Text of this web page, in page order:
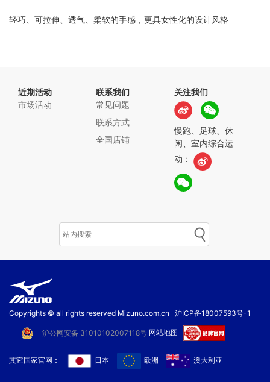
轻巧、可拉伸、透气、柔软的手感，更具女性化的设计风格
近期活动
市场活动
联系我们
常见问题
联系方式
全国店铺
关注我们
慢跑、足球、休
闲、室内综合运
动：
Copyrights © all rights reserved Mizuno.com.cn 沪ICP备18007593号-1
沪公网安备 31010102007118号 网站地图
其它国家官网： 日本 欧洲 澳大利亚